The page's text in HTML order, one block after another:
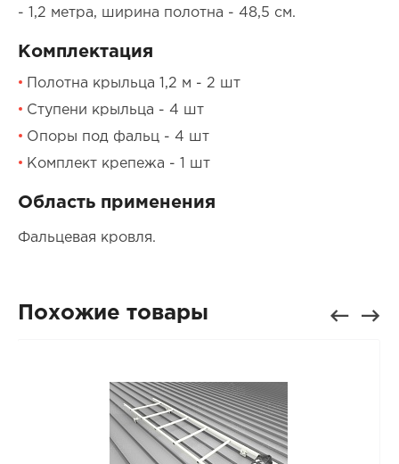
- 1,2 метра, ширина полотна - 48,5 см.
Комплектация
Полотна крыльца 1,2 м - 2 шт
Ступени крыльца - 4 шт
Опоры под фальц - 4 шт
Комплект крепежа - 1 шт
Область применения
Фальцевая кровля.
Похожие товары